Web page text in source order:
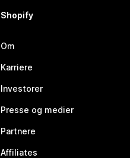
Shopify
Om
Karriere
Investorer
Presse og medier
Partnere
Affiliates